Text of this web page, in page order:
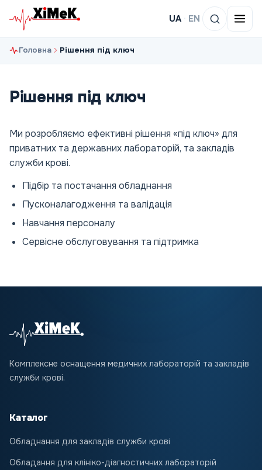
UA · EN
Головна Рішення під ключ
Рішення під ключ
Ми розробляємо ефективні рішення «під ключ» для
приватних та державних лабораторій, та закладів
служби крові.
Підбір та постачання обладнання
Пусконалагодження та валідація
Навчання персоналу
Сервісне обслуговування та підтримка
Комплексне оснащення медичних лабораторій та закладів
служби крові.
Каталог
Обладнання для закладів служби крові
Обладання для клініко-діагностичних лабораторій